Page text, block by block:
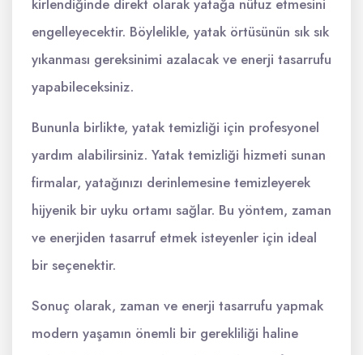
engelleyecektir. Böylelikle, yatak örtüsünün sık sık
yıkanması gereksinimi azalacak ve enerji tasarrufu
yapabileceksiniz.
Bununla birlikte, yatak temizliği için profesyonel
yardım alabilirsiniz. Yatak temizliği hizmeti sunan
firmalar, yatağınızı derinlemesine temizleyerek
hijyenik bir uyku ortamı sağlar. Bu yöntem, zaman
ve enerjiden tasarruf etmek isteyenler için ideal
bir seçenektir.
Sonuç olarak, zaman ve enerji tasarrufu yapmak
modern yaşamın önemli bir gerekliliği haline